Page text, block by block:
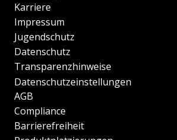
Karriere
Impressum
Jugendschutz
Datenschutz
Transparenzhinweise
Datenschutzeinstellungen
AGB
Compliance
Barrierefreiheit